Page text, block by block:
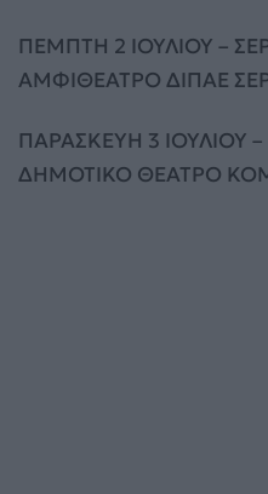
ΠΕΜΠΤΗ 2 ΙΟΥΛΙΟΥ –
ΑΜΦΙΘΕΑΤΡΟ ΔΙΠΑΕ
ΠΑΡΑΣΚΕΥΗ 3 ΙΟΥΛΙΟΥ
ΔΗΜΟΤΙΚΟ ΘΕΑΤΡΟ